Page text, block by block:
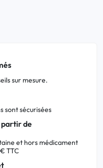
sur mesure.
sont sécurisées
partir de
et hors médicament
TTC